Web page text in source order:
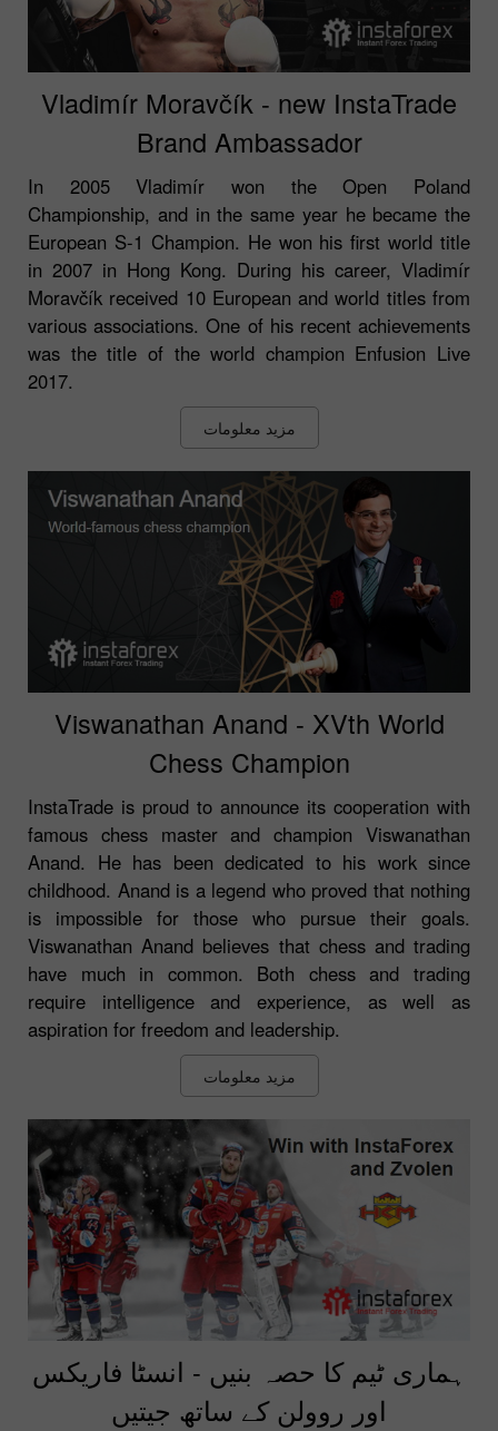
Vladimír Moravčík - new InstaTrade
Brand Ambassador
In 2005 Vladimír won the Open Poland
Championship, and in the same year he became the
European S-1 Champion. He won his first world title
in 2007 in Hong Kong. During his career, Vladimír
Moravčík received 10 European and world titles from
various associations. One of his recent achievements
was the title of the world champion Enfusion Live
2017.
مزید معلومات
Viswanathan Anand - XVth World
Chess Champion
InstaTrade is proud to announce its cooperation with
famous chess master and champion Viswanathan
Anand. He has been dedicated to his work since
childhood. Anand is a legend who proved that nothing
is impossible for those who pursue their goals.
Viswanathan Anand believes that chess and trading
have much in common. Both chess and trading
require intelligence and experience, as well as
aspiration for freedom and leadership.
مزید معلومات
ہماری ٹیم کا حصہ بنیں - انسٹا فاریکس
اور روولن کے ساتھ جیتیں